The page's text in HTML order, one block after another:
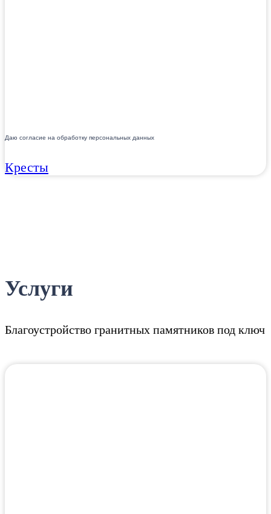
Даю согласие на обработку персональных данных
Кресты
Услуги
Благоустройство гранитных памятников под ключ